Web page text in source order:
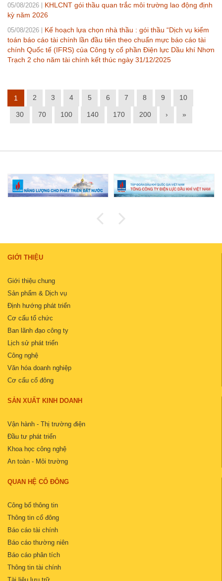
05/08/2026
KHLCNT gói thầu quan trắc môi trường lao động định
kỳ năm 2026
05/08/2026
Kế hoạch lựa chọn nhà thầu : gói thầu “Dịch vụ kiểm
toán báo cáo tài chính lần đầu tiên theo chuẩn mực báo cáo tài
chính Quốc tế (IFRS) của Công ty cổ phần Điện lực Dầu khí Nhơn
Trạch 2 cho năm tài chính kết thúc ngày 31/12/2025
1 2 3 4 5 6 7 8 9 10
30 70 100 140 170 200 › »
GIỚI THIỆU
Giới thiệu chung
Sản phẩm & Dịch vụ
Định hướng phát triển
Cơ cấu tổ chức
Ban lãnh đạo công ty
Lịch sử phát triển
Công nghệ
Văn hóa doanh nghiệp
Cơ cấu cổ đông
SẢN XUẤT KINH DOANH
Vận hành - Thị trường điện
Đầu tư phát triển
Khoa học công nghệ
An toàn - Môi trường
QUAN HỆ CỔ ĐÔNG
Công bố thông tin
Thông tin cổ đông
Báo cáo tài chính
Báo cáo thường niên
Báo cáo phân tích
Thông tin tài chính